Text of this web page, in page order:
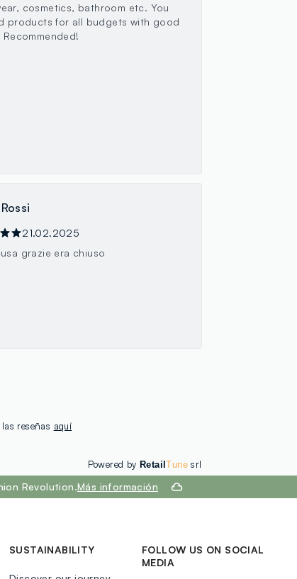
cosmetics, bathroom etc. You
products for all budgets with good
Recommended!
21.02.2025
grazie era chiuso
reseñas aquí
Powered by RetailTunesrl
Revolution.Más información
SUSTAINABILITY
FOLLOW US ON SOCIAL
MEDIA